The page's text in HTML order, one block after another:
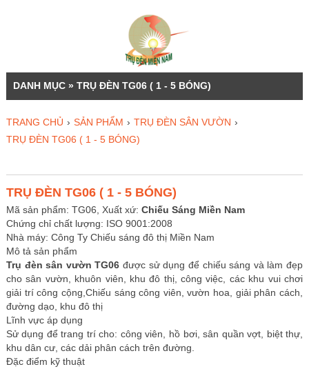
DANH MỤC » TRỤ ĐÈN TG06 ( 1 - 5 BÓNG)
TRANG CHỦ › SẢN PHẨM › TRỤ ĐÈN SÂN VƯỜN ›
TRỤ ĐÈN TG06 ( 1 - 5 BÓNG)
TRỤ ĐÈN TG06 ( 1 - 5 BÓNG)
Mã sản phẩm: TG06, Xuất xứ: Chiếu Sáng Miền Nam
Chứng chỉ chất lượng: ISO 9001:2008
Nhà máy: Công Ty Chiếu sáng đô thị Miền Nam
Mô tả sản phẩm
Trụ đèn sân vườn TG06 được sử dụng để chiếu sáng và làm đẹp
cho sân vườn, khuôn viên, khu đô thị, công việc, các khu vui chơi
giải trí công cộng,Chiếu sáng công viên, vườn hoa, giải phân cách,
đường dạo, khu đô thị
Lĩnh vực áp dụng
Sử dụng để trang trí cho: công viên, hồ bơi, sân quần vợt, biệt thự,
khu dân cư, các dải phân cách trên đường.
Đặc điểm kỹ thuật